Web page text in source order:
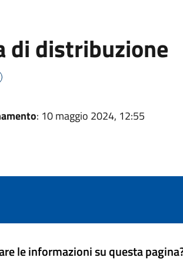
di distribuzione
: 10 maggio 2024, 12:55
le informazioni su questa